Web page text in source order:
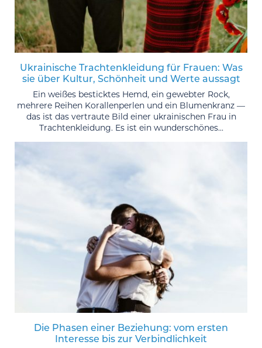
Ukrainische Trachtenkleidung für Frauen: Was
sie über Kultur, Schönheit und Werte aussagt
Ein weißes besticktes Hemd, ein gewebter Rock,
mehrere Reihen Korallenperlen und ein Blumenkranz —
das ist das vertraute Bild einer ukrainischen Frau in
Trachtenkleidung. Es ist ein wunderschönes...
Die Phasen einer Beziehung: vom ersten
Interesse bis zur Verbindlichkeit